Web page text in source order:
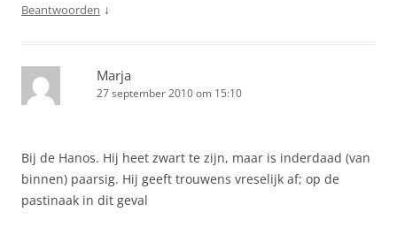
Beantwoorden ↓
Marja
27 september 2010 om 15:10
Bij de Hanos. Hij heet zwart te zijn, maar is inderdaad (van
binnen) paarsig. Hij geeft trouwens vreselijk af; op de
pastinaak in dit geval